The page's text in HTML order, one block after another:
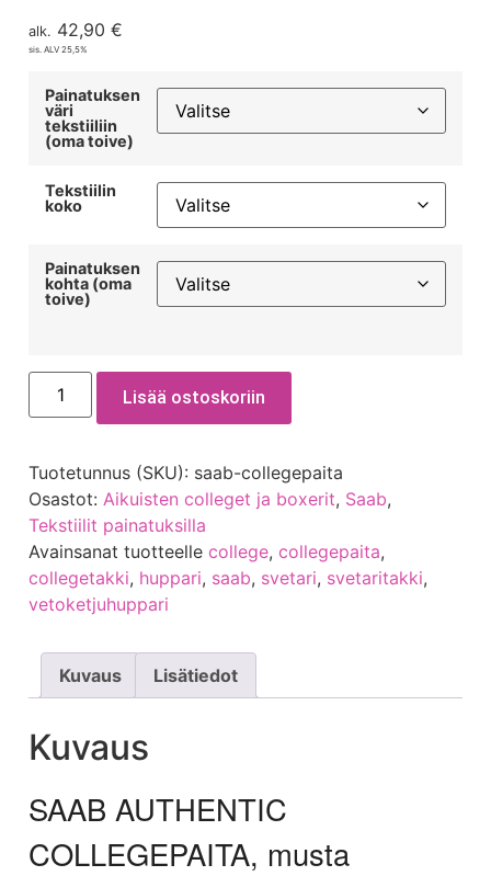
alk. 42,90 €
sis. ALV 25,5%
Painatuksen
väri
tekstiiliin
(oma toive)
Tekstiilin
koko
Painatuksen
kohta (oma
toive)
Lisää ostoskoriin
Tuotetunnus (SKU): saab-collegepaita
Osastot: Aikuisten colleget ja boxerit, Saab,
Tekstiilit painatuksilla
Avainsanat tuotteelle college, collegepaita,
collegetakki, huppari, saab, svetari, svetaritakki,
vetoketjuhuppari
Kuvaus Lisätiedot
Kuvaus
SAAB AUTHENTIC
COLLEGEPAITA, musta